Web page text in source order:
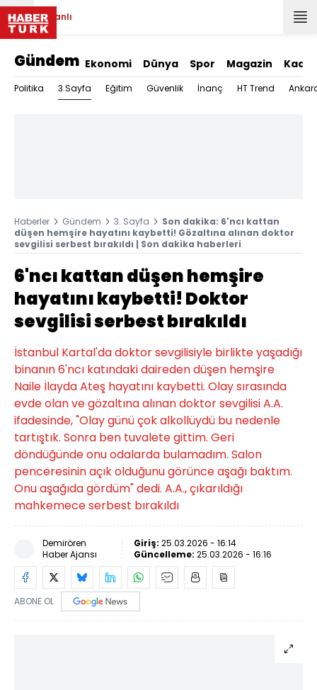
Canlı
Gündem Ekonomi Dünya Spor Magazin Kadın
Politika 3.Sayfa Eğitim Güvenlik İnanç HT Trend
Haberler Gündem 3. Sayfa
Son dakika: 6'ncı kattan
düşen hemşire hayatını kaybetti! Gözaltına alınan doktor
sevgilisi serbest bırakıldı | Son dakika haberleri
6'ncı kattan düşen hemşire
hayatını kaybetti! Doktor
sevgilisi serbest bırakıldı
İstanbul Kartal'da doktor sevgilisiyle birlikte yaşadığı
binanın 6'ncı katındaki daireden düşen hemşire
Naile İlayda Ateş hayatını kaybetti. Olay sırasında
evde olan ve gözaltına alınan doktor sevgilisi A.A.
ifadesinde, "Olay günü çok alkollüydü bu nedenle
tartıştık. Sonra ben tuvalete gittim. Geri
döndüğünde onu odalarda bulamadım. Salon
penceresinin açık olduğunu görünce aşağı baktım.
Onu aşağıda gördüm" dedi. A.A., çıkarıldığı
mahkemece serbest bırakıldı
Demirören
Haber Ajansı
Giriş: 25.03.2026 - 16:14
Güncelleme: 25.03.2026 - 16:16
ABONE OL